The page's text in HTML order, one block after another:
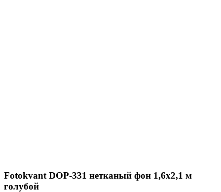
Fotokvant DOP-331 нетканый фон 1,6х2,1 м
голубой